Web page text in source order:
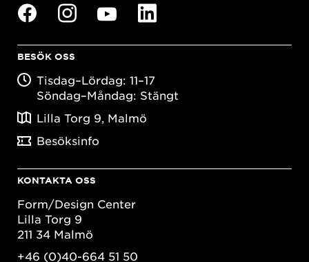
BESÖK OSS
Tisdag–Lördag: 11–17
Söndag–Måndag: Stängt
Lilla Torg 9, Malmö
Besöksinfo
KONTAKTA OSS
Form/Design Center
Lilla Torg 9
211 34 Malmö
+46 (0)40-664 51 50